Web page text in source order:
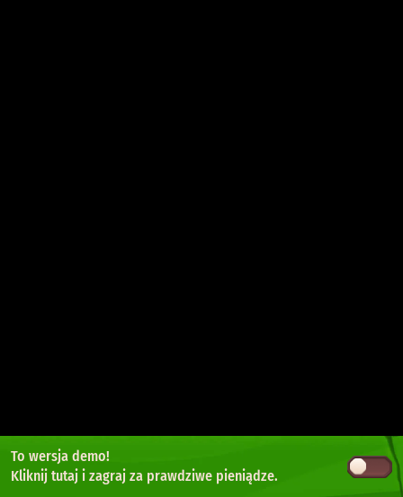
To wersja demo!
Kliknij tutaj i zagraj za prawdziwe pieniądze.